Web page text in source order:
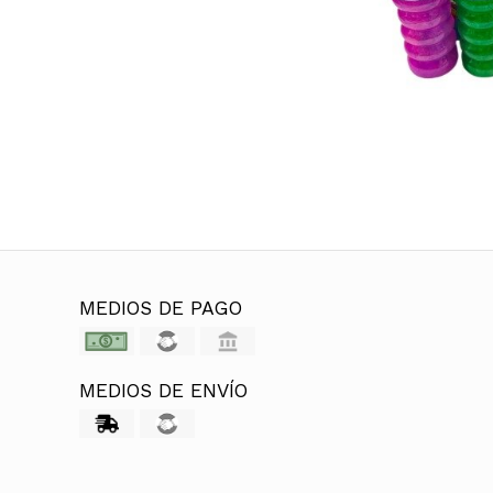
MEDIOS DE PAGO
MEDIOS DE ENVÍO